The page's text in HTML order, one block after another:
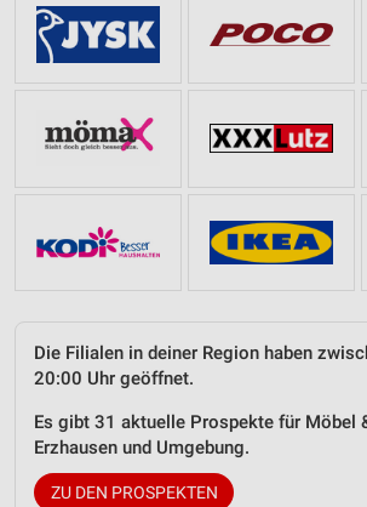
Die Filialen in deiner Region haben
20:00 Uhr geöffnet.
Es gibt 31 aktuelle Prospekte für Möbel
Erzhausen und Umgebung.
ZU DEN PROSPEKTEN